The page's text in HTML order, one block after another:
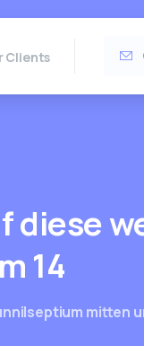
Clients
diese
14
mitten